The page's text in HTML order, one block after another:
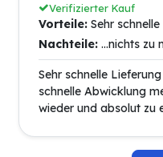
Verifizierter Kauf
Vorteile: Sehr
Nachteile: ...nichts zu
Sehr schnelle
schnelle Abwicklung
wieder und absolut zu